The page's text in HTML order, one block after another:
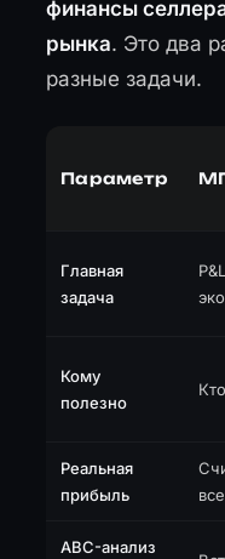
финансы
рынка. Это два
разные задачи.
Параметр
Главная
задача
Кому
полезно
Реальная
прибыль
ABC-анализ